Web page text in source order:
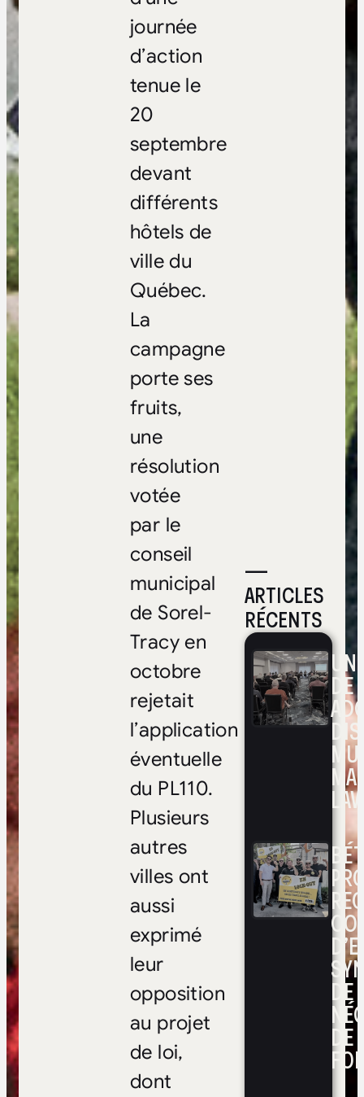
—
ARTICLES
RÉCENTS
DE
DE
DE
FOI
journée
d’action
tenue le
20
septembre
devant
différents
hôtels de
ville du
Québec.
La
campagne
porte ses
fruits,
une
résolution
votée
par le
conseil
municipal
de Sorel-
Tracy en
octobre
rejetait
l’application
éventuelle
du PL110.
Plusieurs
autres
villes ont
aussi
exprimé
leur
opposition
au projet
de loi,
dont